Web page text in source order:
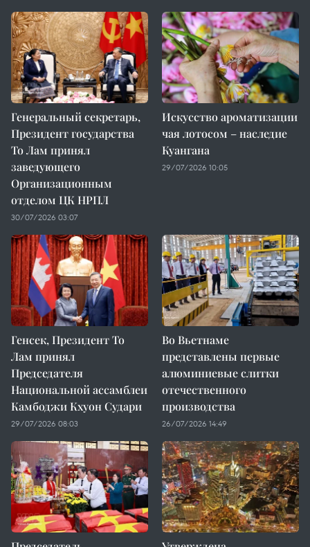
Генеральный секретарь,
Президент государства
То Лам принял
заведующего
Организационным
отделом ЦК НРПЛ
30/07/2026 03:07
Искусство ароматизации
чая лотосом – наследие
Куангана
29/07/2026 10:05
Генсек, Президент То
Лам принял
Председателя
Национальной ассамблеи
Камбоджи Кхуон Судари
29/07/2026 08:03
Во Вьетнаме
представлены первые
алюминиевые слитки
отечественного
производства
26/07/2026 14:49